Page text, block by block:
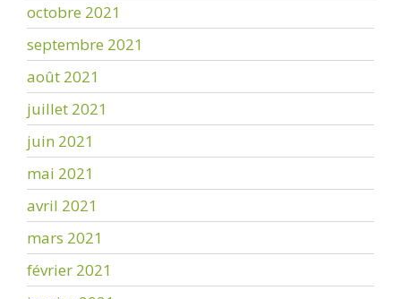
octobre 2021
septembre 2021
août 2021
juillet 2021
juin 2021
mai 2021
avril 2021
mars 2021
février 2021